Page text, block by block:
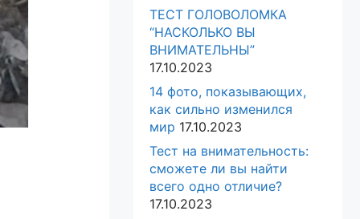
ТЕСТ ГОЛОВОЛОМКА
“НАСКОЛЬКО ВЫ
ВНИМАТЕЛЬНЫ”
17.10.2023
14 фото, показывающих,
как сильно изменился
мир 17.10.2023
Тест на внимательность:
сможете ли вы найти
всего одно отличие?
17.10.2023